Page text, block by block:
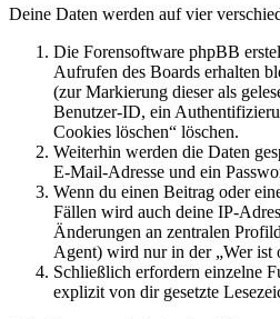
Deine Daten werden auf vier
Die Forensoftware phpBB
Aufrufen des Boards erhalten
(zur Markierung dieser als
Benutzer-ID, ein
Cookies löschen“ löschen.
Weiterhin werden die Daten
E-Mail-Adresse und ein
Wenn du einen Beitrag oder
Fällen wird auch deine IP-
Änderungen an zentralen
Agent) wird nur in der „Wer ist
Schließlich erfordern einzelne
explizit von dir gesetzte